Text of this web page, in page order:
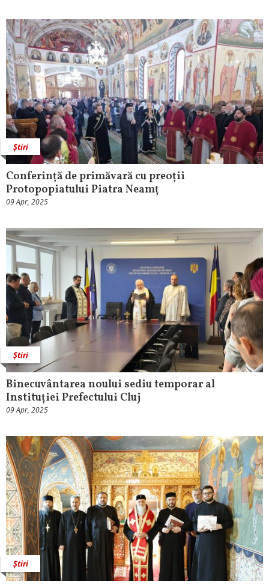
Știri
Conferință de primăvară cu preoții
Protopopiatului Piatra Neamț
09 Apr, 2025
Știri
Binecuvântarea noului sediu temporar al
Instituției Prefectului Cluj
09 Apr, 2025
Știri